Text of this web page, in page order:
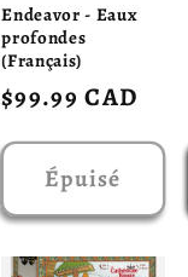
Endeavor - Eaux
profondes
(Français)
Prix
$99.99 CAD
Épuisé